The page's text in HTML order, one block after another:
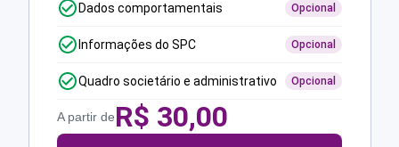
Dados comportamentais Opcional
Informações do SPC Opcional
Quadro societário e administrativo Opcional
A partir deR$ 30,00